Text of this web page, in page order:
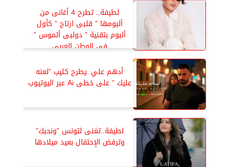
لطيفة.. تطرح 4 أغانى من
ألبومها ” قلبى ارتاح ” كأول
ألبوم بتقنية ” دولبى أتموس ”
فى الوطن العربي
أدهم علي..يطرح كليب ”لعنه
عليك ” على خطى Ai عبر اليوتيوب
لطيفة..تغنى لتونس ”ونحبك”
وترفض الإحتفال بعيد ميلادها